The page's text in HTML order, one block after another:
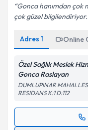
Gonca hanımdan çok
çok güzel
Adres 1 Online
Özel Sağlık Meslek
Gonca Raslayan
DUMLUPINAR
RESIDANS K:1 D:112
Randevu